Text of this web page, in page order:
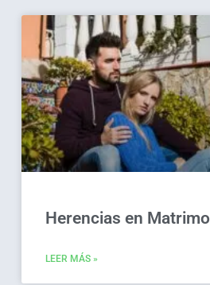
Herencias en
LEER MÁS »
Página
Página